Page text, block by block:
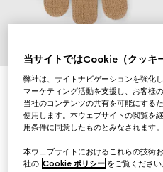
/3
ホースビット付き ウール グ
￥44,000
（税込）
バリエーション ベージュ
当サイトではCookie（クッキ
弊社は、サイトナビゲーションを強化
マーケティング活動を支援し、お客様
当社のコンテンツの共有を可能にす
使用します。本ウェブサイトの閲覧を
用条件に同意したものとみなされます。
本ウェブサイトにおけるこれらの技術
社の Cookie ポリシー をご覧ください